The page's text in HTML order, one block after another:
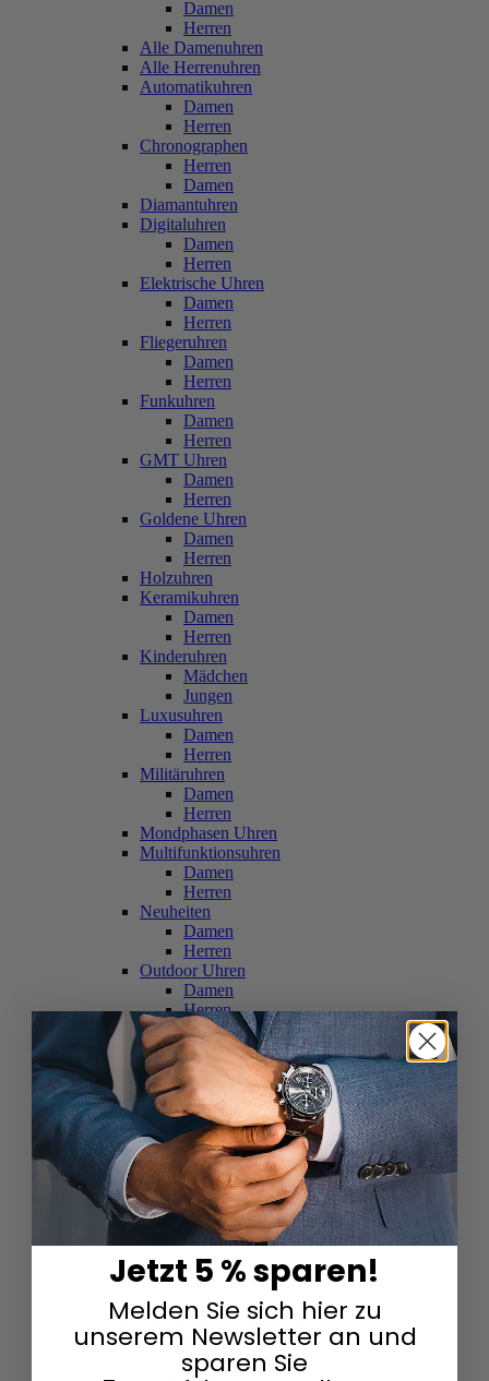
Damen
Herren
Alle Damenuhren
Alle Herrenuhren
Automatikuhren
Damen
Herren
Chronographen
Herren
Damen
Diamantuhren
Digitaluhren
Damen
Herren
Elektrische Uhren
Damen
Herren
Fliegeruhren
Damen
Herren
Funkuhren
Damen
Herren
GMT Uhren
Damen
Herren
Goldene Uhren
Damen
Herren
Holzuhren
Keramikuhren
Damen
Herren
Kinderuhren
Mädchen
Jungen
Luxusuhren
Damen
Herren
Militäruhren
Damen
Herren
Mondphasen Uhren
Multifunktionsuhren
Damen
Herren
Neuheiten
Damen
Herren
Outdoor Uhren
Damen
Herren
Schweizer Uhren
Damen
Herren
Skelettuhren
Damen
Herren
Smartwatches
Damen
Herren
Solaruhren
Herren
Damen
Sportuhren
Damen
Herren
Swarovski & Edelsteine
Damen
Herren
Jetzt 5 % sparen!
Melden Sie sich hier zu
unserem Newsletter an und
sparen Sie